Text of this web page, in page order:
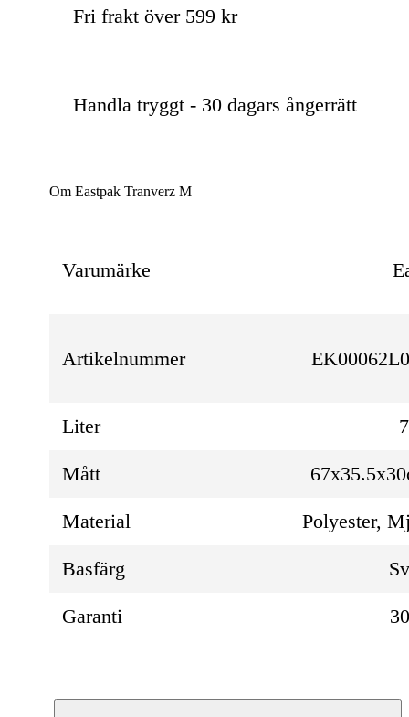
Fri frakt över 599 kr
Handla tryggt - 30 dagars ångerrätt
Om Eastpak Tranverz M
Varumärke
Artikelnummer
Liter
Mått
Material Polyester,
Basfärg
Garanti